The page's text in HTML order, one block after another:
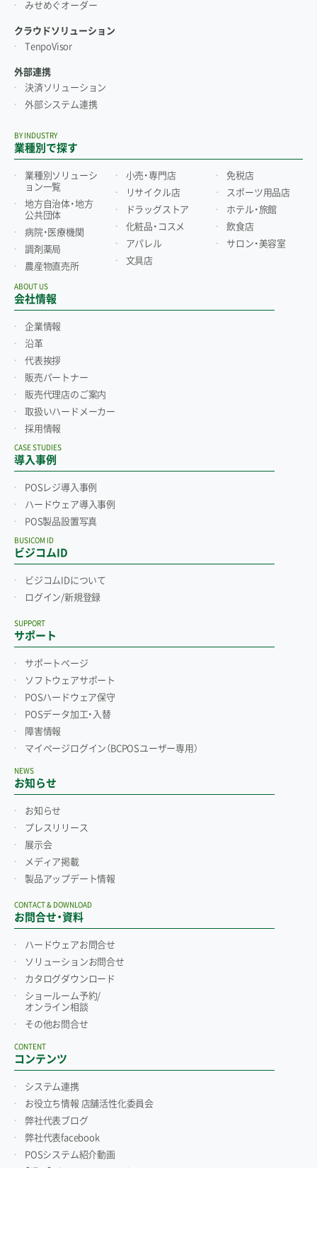
みせめぐオーダー
クラウドソリューション
TenpoVisor
外部連携
決済ソリューション
外部システム連携
業種別で探す
BY INDUSTRY
業種別ソリューシ
ョン一覧
地方自治体・地方
公共団体
病院・医療機関
調剤薬局
農産物直売所
小売・専門店
リサイクル店
ドラッグストア
化粧品・コスメ
アパレル
文具店
免税店
スポーツ用品店
ホテル・旅館
飲食店
サロン・美容室
会社情報
ABOUT US
企業情報
沿革
代表挨拶
販売パートナー
販売代理店のご案内
取扱いハードメーカー
採用情報
導入事例
CASE STUDIES
POSレジ導入事例
ハードウェア導入事例
POS製品設置写真
ビジコムID
BUSICOM ID
ビジコムIDについて
ログイン/新規登録
サポート
SUPPORT
サポートページ
ソフトウェアサポート
POSハードウェア保守
POSデータ加工・入替
障害情報
マイページログイン （BCPOSユーザー専用）
お知らせ
NEWS
お知らせ
プレスリリース
展示会
メディア掲載
製品アップデート情報
お問合せ・資料
CONTACT & DOWNLOAD
ハードウェアお問合せ
ソリューションお問合せ
カタログダウンロード
ショールーム予約/
オンライン相談
その他お問合せ
コンテンツ
CONTENT
システム連携
お役立ち情報 店舗活性化委員会
弊社代表ブログ
弊社代表facebook
POSシステム紹介動画